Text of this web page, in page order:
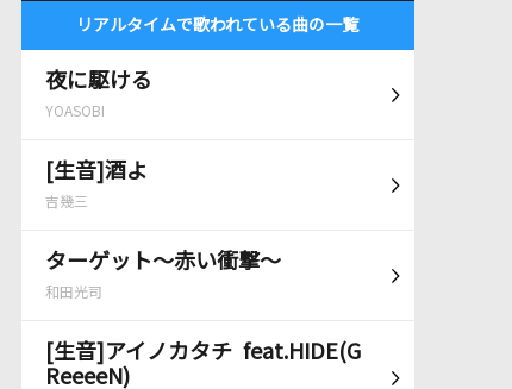
リアルタイムで歌われている曲の一覧
夜に駆ける
YOASOBI
[生音]酒よ
吉幾三
ターゲット～赤い衝撃～
和田光司
[生音]アイノカタチ feat.HIDE(G
ReeeeN)